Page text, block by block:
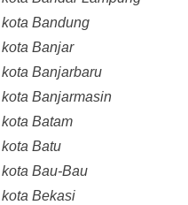
Bandung
Banjar
Banjarbaru
Banjarmasin
Batam
Batu
Bau-Bau
Bekasi